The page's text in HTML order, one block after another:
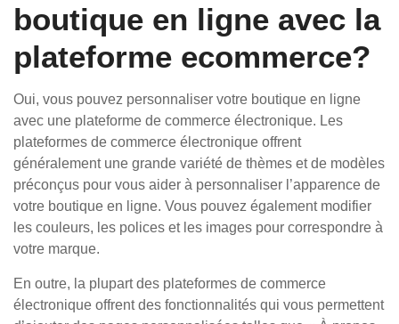
boutique en ligne avec la
plateforme ecommerce?
Oui, vous pouvez personnaliser votre boutique en ligne
avec une plateforme de commerce électronique. Les
plateformes de commerce électronique offrent
généralement une grande variété de thèmes et de modèles
préconçus pour vous aider à personnaliser l’apparence de
votre boutique en ligne. Vous pouvez également modifier
les couleurs, les polices et les images pour correspondre à
votre marque.
En outre, la plupart des plateformes de commerce
électronique offrent des fonctionnalités qui vous permettent